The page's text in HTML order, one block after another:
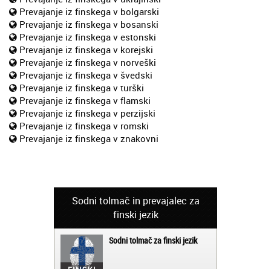
Prevajanje iz finskega v bolgarski
Prevajanje iz finskega v bosanski
Prevajanje iz finskega v estonski
Prevajanje iz finskega v korejski
Prevajanje iz finskega v norveški
Prevajanje iz finskega v švedski
Prevajanje iz finskega v turški
Prevajanje iz finskega v flamski
Prevajanje iz finskega v perzijski
Prevajanje iz finskega v romski
Prevajanje iz finskega v znakovni
Sodni tolmač in prevajalec za
finski jezik
Sodni tolmač za finski jezik